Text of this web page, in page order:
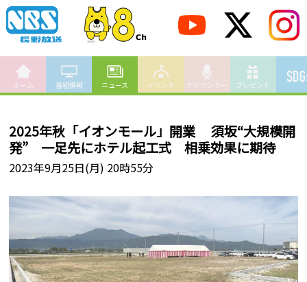
ホーム 番組情報 ニュース イベント アナウンサー プレゼント
2025年秋「イオンモール」開業 須坂“大規模開
発” 一足先にホテル起工式 相乗効果に期待
2023年9月25日(月) 20時55分